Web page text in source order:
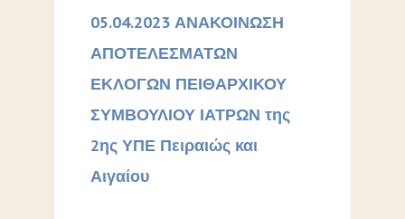
05.04.2023 ΑΝΑΚΟΙΝΩΣΗ
ΑΠΟΤΕΛΕΣΜΑΤΩΝ
ΕΚΛΟΓΩΝ ΠΕΙΘΑΡΧΙΚΟΥ
ΣΥΜΒΟΥΛΙΟΥ ΙΑΤΡΩΝ της
2ης ΥΠΕ Πειραιώς και
Αιγαίου